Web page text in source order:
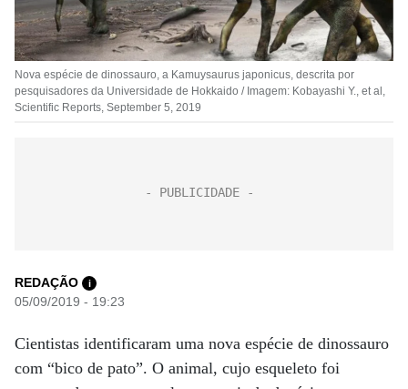
Nova espécie de dinossauro, a Kamuysaurus japonicus, descrita por
pesquisadores da Universidade de Hokkaido / Imagem: Kobayashi Y., et al,
Scientific Reports, September 5, 2019
REDAÇÃO i
05/09/2019 - 19:23
Cientistas identificaram uma nova espécie de dinossauro
com “bico de pato”. O animal, cujo esqueleto foi